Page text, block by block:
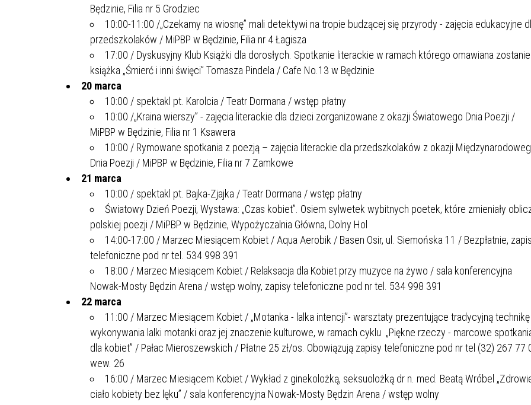
Będzinie, Filia nr 5 Grodziec
10:00-11:00 /„Czekamy na wiosnę” mali detektywi na tropie budzącej się przyrody - zajęcia edukacyjne
przedszkolaków / MiPBP w Będzinie, Filia nr 4 Łagisza
17:00 / Dyskusyjny Klub Książki dla dorosłych. Spotkanie literackie w ramach którego omawiana zostanie
książka „Śmierć i inni święci” Tomasza Pindela / Cafe No.13 w Będzinie
20 marca
10:00 / spektakl pt. Karolcia / Teatr Dormana / wstęp płatny
10:00 /„Kraina wierszy” - zajęcia literackie dla dzieci zorganizowane z okazji Światowego Dnia Poezji /
MiPBP w Będzinie, Filia nr 1 Ksawera
10:00 / Rymowane spotkania z poezją – zajęcia literackie dla przedszkolaków z okazji
Dnia Poezji / MiPBP w Będzinie, Filia nr 7 Zamkowe
21 marca
10:00 / spektakl pt. Bajka-Zjajka / Teatr Dormana / wstęp płatny
Światowy Dzień Poezji, Wystawa: „Czas kobiet”. Osiem sylwetek wybitnych poetek, które zmieniały
polskiej poezji / MiPBP w Będzinie, Wypożyczalnia Główna, Dolny Hol
14:00-17:00 / Marzec Miesiącem Kobiet / Aqua Aerobik / Basen Osir, ul. Siemońska 11 / Bezpłatnie,
telefoniczne pod nr tel. 534 998 391
18:00 / Marzec Miesiącem Kobiet / Relaksacja dla Kobiet przy muzyce na żywo / sala konferencyjna
Nowak-Mosty Będzin Arena / wstęp wolny, zapisy telefoniczne pod nr tel. 534 998 391
22 marca
11:00 / Marzec Miesiącem Kobiet / „Motanka - lalka intencji”- warsztaty prezentujące tradycyjną technikę
wykonywania lalki motanki oraz jej znaczenie kulturowe, w ramach cyklu „Piękne rzeczy - marcowe
dla kobiet” / Pałac Mieroszewskich / Płatne 25 zł/os. Obowiązują zapisy telefoniczne pod nr tel (32) 267 77
wew. 26
16:00 / Marzec Miesiącem Kobiet / Wykład z ginekolożką, seksuolożką dr n. med. Beatą Wróbel
ciało kobiety bez lęku” / sala konferencyjna Nowak-Mosty Będzin Arena / wstęp wolny